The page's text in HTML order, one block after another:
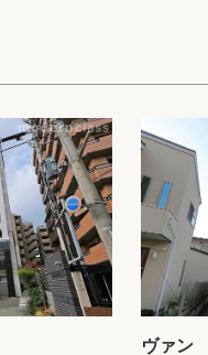
ヴァン